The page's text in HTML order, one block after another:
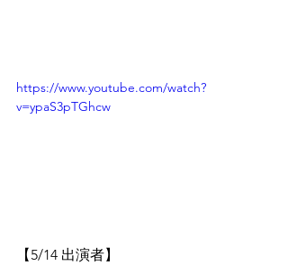
https://www.youtube.com/watch?
v=ypaS3pTGhcw
【5/14 出演者】